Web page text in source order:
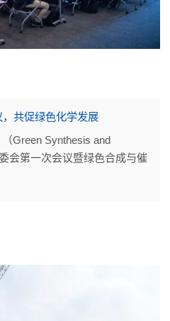
共促绿色化学发展
Green Synthesis and
会第一次会议暨绿色合成与催